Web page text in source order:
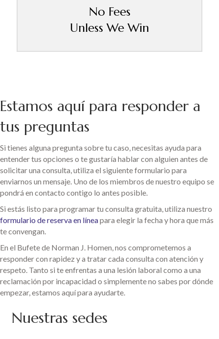
No Fees
Unless We Win
Estamos aquí para responder a
tus preguntas
Si tienes alguna pregunta sobre tu caso, necesitas ayuda para
entender tus opciones o te gustaría hablar con alguien antes de
solicitar una consulta, utiliza el siguiente formulario para
enviarnos un mensaje. Uno de los miembros de nuestro equipo se
pondrá en contacto contigo lo antes posible.
Si estás listo para programar tu consulta gratuita, utiliza nuestro
formulario de reserva en líneapara elegir la fecha y hora que más
te convengan.
En el Bufete de Norman J. Homen, nos comprometemos a
responder con rapidez y a tratar cada consulta con atención y
respeto. Tanto si te enfrentas a una lesión laboral como a una
reclamación por incapacidad o simplemente no sabes por dónde
empezar, estamos aquí para ayudarte.
Nuestras sedes